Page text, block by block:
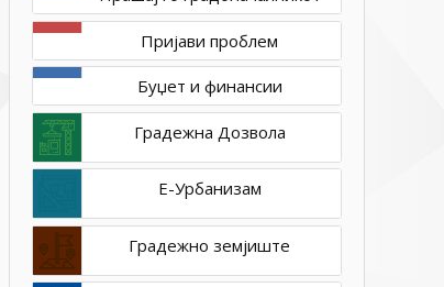
Пријави проблем
Буџет и финансии
Градежна Дозвола
Е-Урбанизам
Градежно земјиште